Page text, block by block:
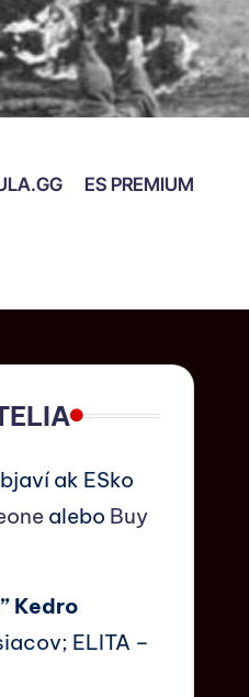
ES PREMIUM
ak ESko
alebo Buy
Kedro
ELITA –